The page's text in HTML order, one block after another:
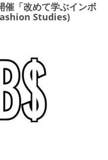
催「改めて学ぶインボ
Studies)